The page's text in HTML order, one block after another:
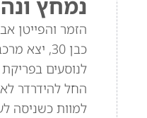
הזמר והפייטן
כבן 30, יצא
לנוסעים
החל להידרדר
למוות כשניסה